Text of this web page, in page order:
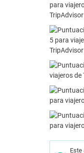
Este